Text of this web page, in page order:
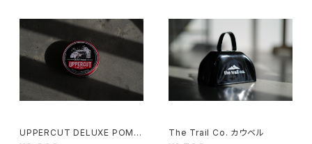
UPPERCUT DELUXE POMA
The Trail Co. カウベル